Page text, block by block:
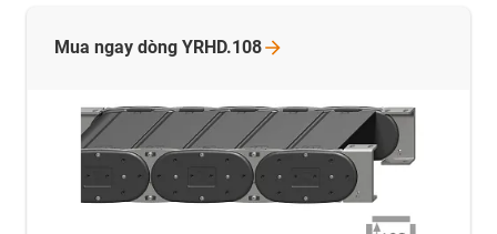
Mua ngay dòng YRHD.108